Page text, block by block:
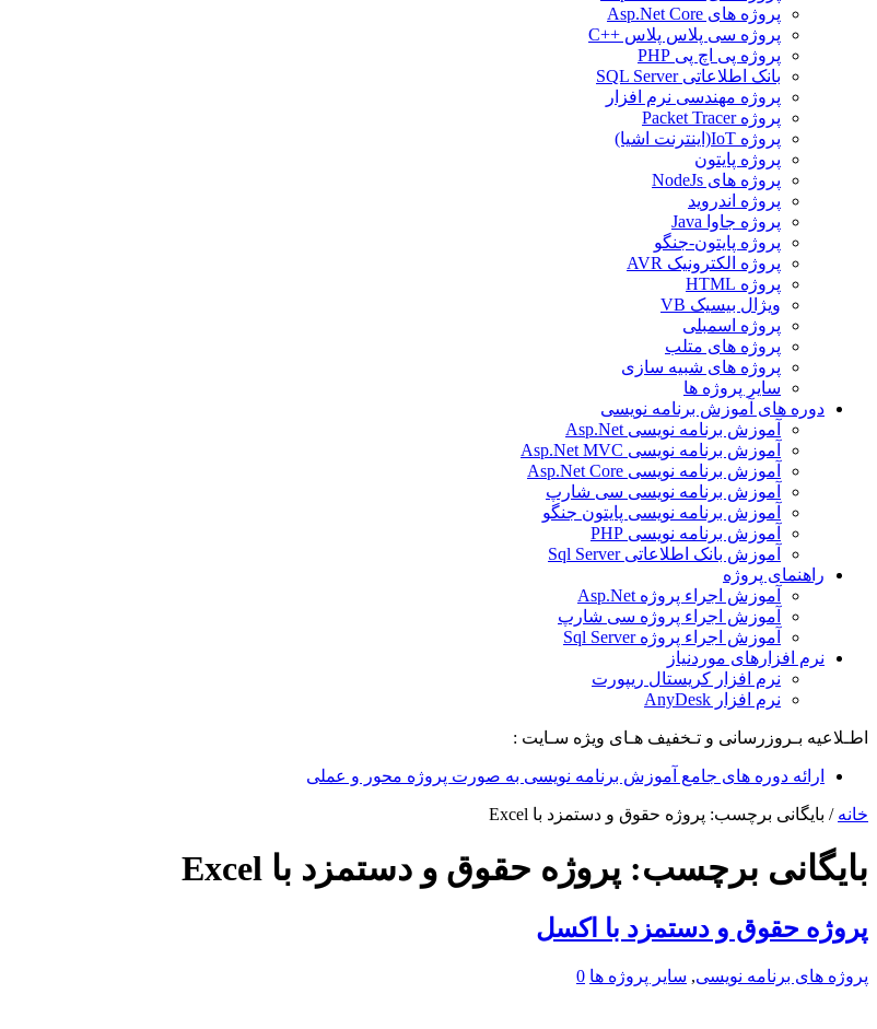
پروژه های Asp.Net Core
پروژه سی پلاس پلاس ++C
پروژه پی اچ پی PHP
بانک اطلاعاتی SQL Server
پروژه مهندسی نرم افزار
پروژه Packet Tracer
پروژه IoT(اینترنت اشیا)
پروژه پایتون
پروژه های NodeJs
پروژه اندروید
پروژه جاوا Java
پروژه پایتون-جنگو
پروژه الکترونیک AVR
پروژه HTML
ویژال بیسیک VB
پروژه اسمبلی
پروژه های متلب
پروژه های شبیه سازی
سایر پروژه ها
دوره های آموزش برنامه نویسی
آموزش برنامه نویسی Asp.Net
آموزش برنامه نویسی Asp.Net MVC
آموزش برنامه نویسی Asp.Net Core
آموزش برنامه نویسی سی شارپ
آموزش برنامه نویسی پایتون جنگو
آموزش برنامه نویسی PHP
آموزش بانک اطلاعاتی Sql Server
راهنمای پروژه
آموزش اجراء پروژه Asp.Net
آموزش اجراء پروژه سی شارپ
آموزش اجراء پروژه Sql Server
نرم افزارهای موردنیاز
نرم افزار کریستال ریپورت
نرم افزار AnyDesk
اطـلاعیه بـروزرسانی و تـخفیف هـای ویژه سـایت :
ارائه دوره های جامع آموزش برنامه نویسی به صورت پروژه محور و عملی
خانه / بایگانی برچسب: پروژه حقوق و دستمزد با Excel
بایگانی برچسب: پروژه حقوق و دستمزد با Excel
پروژه حقوق و دستمزد با اکسل
پروژه های برنامه نویسی, سایر پروژه ها 0